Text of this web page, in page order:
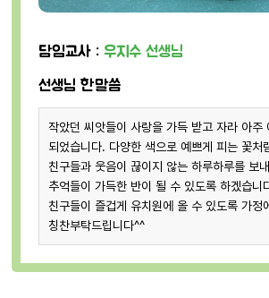
담임교사 :우지수 선생님
선생님 한말씀
작았던 씨앗들이 사랑을 가득 받고 자라 아주
되었습니다. 다양한 색으로 예쁘게 피는 꽃처
친구들과 웃음이 끊이지 않는 하루하루를 보
추억들이 가득한 반이 될 수 있도록 하겠습니
친구들이 즐겁게 유치원에 올 수 있도록 가정
칭찬부탁드립니다^^